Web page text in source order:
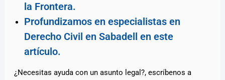
la Frontera.
Profundizamos en especialistas en
Derecho Civil en Sabadell en este
artículo.
¿Necesitas ayuda con un asunto legal?, escríbenos a